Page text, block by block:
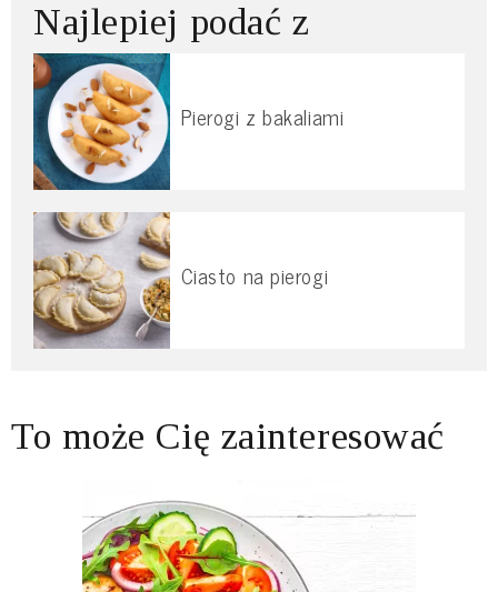
Najlepiej podać z
Pierogi z bakaliami
Ciasto na pierogi
To może Cię zainteresować